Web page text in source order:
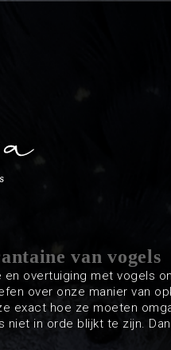
van vogels
overtuiging met vogels
over onze manier van
exact hoe ze moeten
in orde blijkt te zijn.